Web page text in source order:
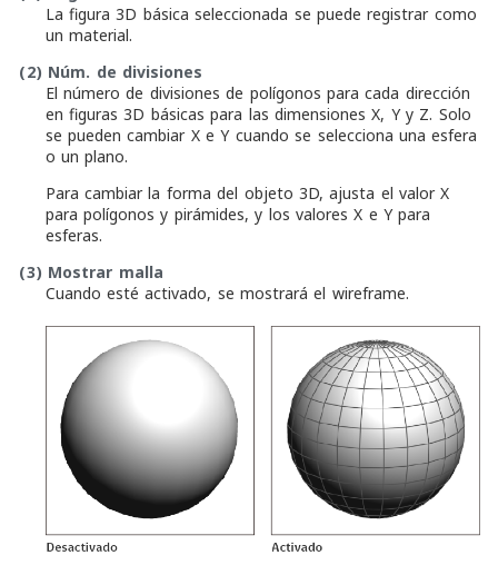
La figura 3D básica seleccionada se puede registrar como
un material.
(2) Núm. de divisiones
El número de divisiones de polígonos para cada dirección
en figuras 3D básicas para las dimensiones X, Y y Z. Solo
se pueden cambiar X e Y cuando se selecciona una esfera
o un plano.
Para cambiar la forma del objeto 3D, ajusta el valor X
para polígonos y pirámides, y los valores X e Y para
esferas.
(3) Mostrar malla
Cuando esté activado, se mostrará el wireframe.